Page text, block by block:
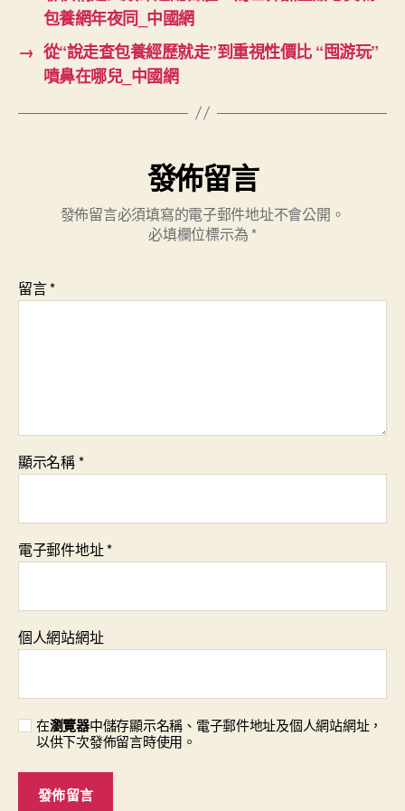
包養網年夜同_中國網
→ 從“說走查包養經歷就走”到重視性價比 “囤游玩”
噴鼻在哪兒_中國網
發佈留言
發佈留言必須填寫的電子郵件地址不會公開。
必填欄位標示為 *
留言*
顯示名稱*
電子郵件地址*
個人網站網址
在瀏覽器中儲存顯示名稱、電子郵件地址及個人網站網址，
以供下次發佈留言時使用。